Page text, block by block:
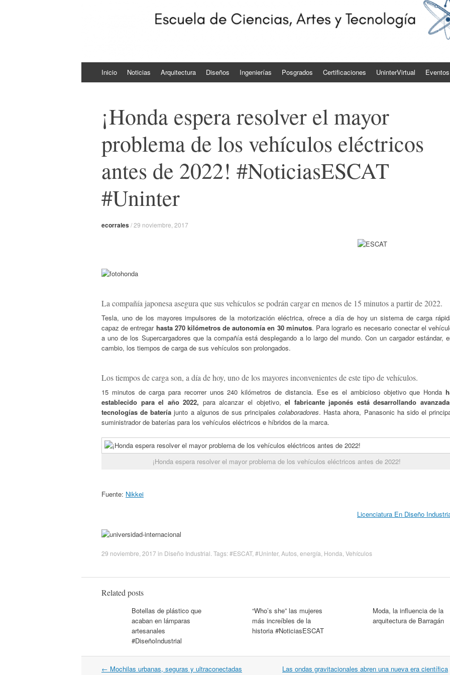
Skip to content
Inicio Noticias Arquitectura Diseños Ingenierías Posgrados Certificaciones UninterVirtual Eventos
¡Honda espera resolver el mayor
problema de los vehículos eléctricos
antes de 2022! #NoticiasESCAT
#Uninter
ecorrales/29 noviembre, 2017
La compañía japonesa asegura que sus vehículos se podrán cargar en menos de 15 minutos a partir de 2022.
Tesla, uno de los mayores impulsores de la motorización eléctrica, ofrece a día de hoy un sistema de carga
capaz de entregar hasta 270 kilómetros de autonomía en 30 minutos. Para lograrlo es necesario conectar el
a uno de los Supercargadores que la compañía está desplegando a lo largo del mundo. Con un cargador estándar,
cambio, los tiempos de carga de sus vehículos son prolongados.
Los tiempos de carga son, a día de hoy, uno de los mayores inconvenientes de este tipo de vehículos.
15 minutos de carga para recorrer unos 240 kilómetros de distancia. Ese es el ambicioso objetivo que Honda
establecido para el año 2022, para alcanzar el objetivo,el fabricante japonés está desarrollando
tecnologías de batería junto a algunos de sus principalescolaboradores. Hasta ahora, Panasonic ha sido el
suministrador de baterías para los vehículos eléctricos e híbridos de la marca.
¡Honda espera resolver el mayor problema de los vehículos eléctricos antes de 2022!
Fuente: Nikkei
Licenciatura En Diseño
29 noviembre, 2017 in Diseño Industrial . Tags:#ESCAT, #Uninter, Autos energía Honda Vehículos
Related posts
Botellas de plástico que
acaban en lámparas
artesanales
#DiseñoIndustrial
“Who’s she” las mujeres
más increíbles de la
historia #NoticiasESCAT
Moda, la influencia de la
arquitectura de Barragán
Post navigation
← Mochilas urbanas, seguras y ultraconectadas
Las ondas gravitacionales abren una nueva era científica